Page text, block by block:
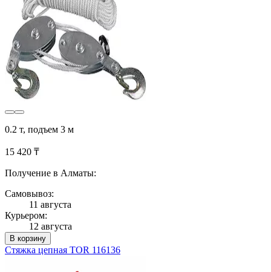
0.2 т, подъем 3 м
15 420 ₸
Получение в Алматы:
Самовывоз:
11 августа
Курьером:
12 августа
В корзину
Стяжка цепная TOR 116136